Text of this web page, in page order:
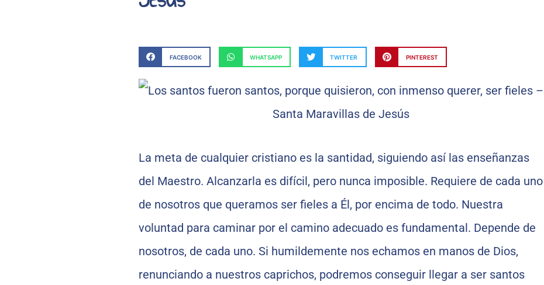
FACEBOOK WHATSAPP TWITTER PINTEREST
La meta de cualquier cristiano es la santidad, siguiendo así las enseñanzas
del Maestro. Alcanzarla es difícil, pero nunca imposible. Requiere de cada uno
de nosotros que queramos ser fieles a Él, por encima de todo. Nuestra
voluntad para caminar por el camino adecuado es fundamental. Depende de
nosotros, de cada uno. Si humildemente nos echamos en manos de Dios,
renunciando a nuestros caprichos, podremos conseguir llegar a ser santos